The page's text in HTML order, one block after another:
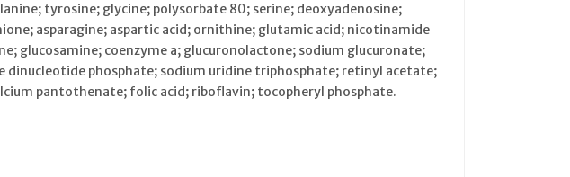
tyrosine; glycine; polysorbate 80; serine; deoxyadenosine;
asparagine; aspartic acid; ornithine; glutamic acid; nicotinamide
glucosamine; coenzyme a; glucuronolactone; sodium glucuronate;
phosphate; sodium uridine triphosphate; retinyl acetate;
pantothenate; folic acid; riboflavin; tocopheryl phosphate.